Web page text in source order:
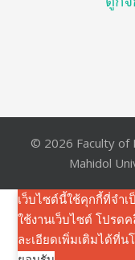
© 2026 Faculty of
Mahidol
เว็บไซต์นี้ใช้คุกกี้ที่จำ
ใช้งานเว็บไซต์ โปรด
ละเอียดเพิ่มเติมได้ที่น